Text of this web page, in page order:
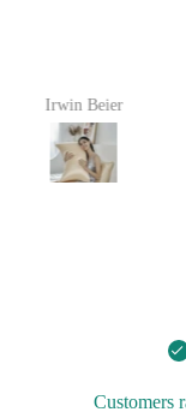
Customers
Avantage